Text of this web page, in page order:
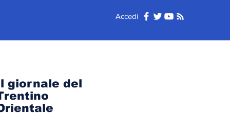
Accedi
giornale del